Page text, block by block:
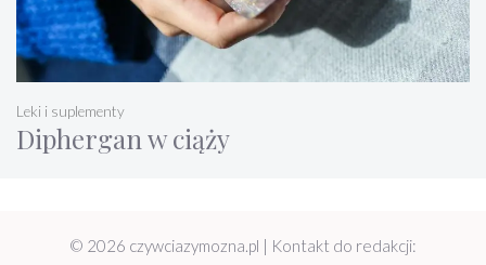
Diphergan w ciąży
Leki i suplementy
© 2026 czywciazymozna.pl | Kontakt do redakcji: